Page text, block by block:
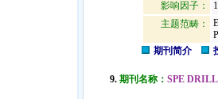
影响因子：
主题范畴：
期刊简介
9. 期刊名称： SPE